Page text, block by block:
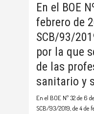
En el BOE
febrero de
SCB/93/
por la que
de las
sanitario y
En el BOE Nº 32 de 6
SCB/93/2019, de 4 de